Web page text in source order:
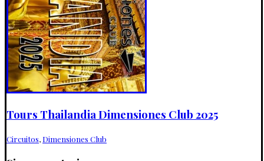
Tours Thailandia Dimensiones Club 2025
Circuitos, Dimensiones Club